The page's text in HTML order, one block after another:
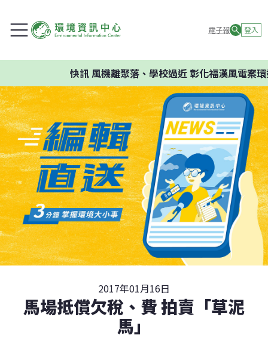
電子報 登入
快訊風機離聚落、學校過近 彰化福漢風電案環
2017年01月16日
馬場抵償欠稅、費 拍賣「草泥
馬」